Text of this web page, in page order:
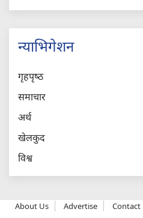
न्याभिगेशन
गृहपृष्‍ठ
समाचार
अर्थ
खेलकुद
विश्व
About Us Advertise Contact